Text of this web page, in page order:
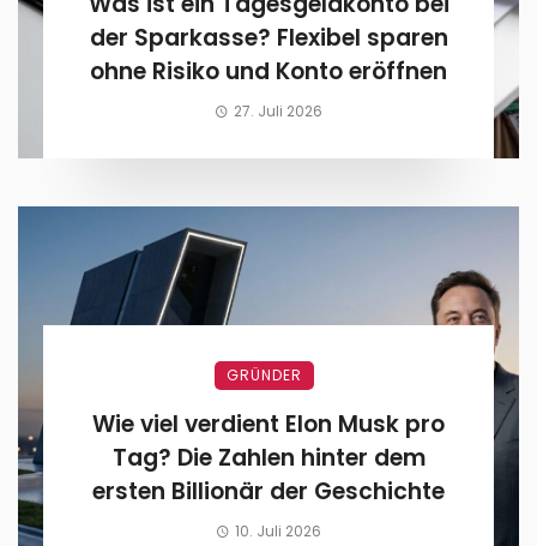
der Sparkasse? Flexibel sparen
ohne Risiko und Konto eröffnen
27. Juli 2026
GRÜNDER
Wie viel verdient Elon Musk pro
Tag? Die Zahlen hinter dem
ersten Billionär der Geschichte
10. Juli 2026